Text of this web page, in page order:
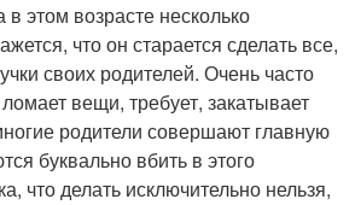
этом возрасте несколько
что он старается сделать все,
своих родителей. Очень часто
вещи, требует, закатывает
родители совершают главную
буквально вбить в этого
что делать исключительно нельзя,